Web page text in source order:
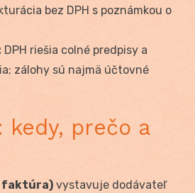
bez DPH s poznámkou o
DPH riešia colné predpisy a
zálohy sú najmä účtovné
kedy, prečo a
faktúra) vystavuje dodávateľ